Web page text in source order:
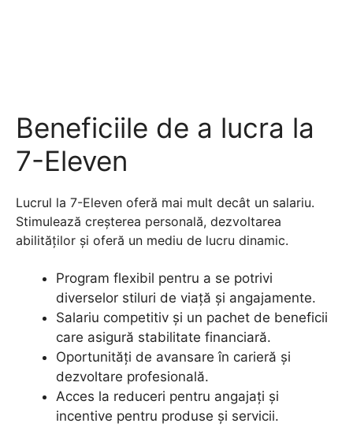
Beneficiile de a lucra la
7-Eleven
Lucrul la 7-Eleven oferă mai mult decât un salariu.
Stimulează creșterea personală, dezvoltarea
abilităților și oferă un mediu de lucru dinamic.
Program flexibil pentru a se potrivi
diverselor stiluri de viață și angajamente.
Salariu competitiv și un pachet de beneficii
care asigură stabilitate financiară.
Oportunități de avansare în carieră și
dezvoltare profesională.
Acces la reduceri pentru angajați și
incentive pentru produse și servicii.